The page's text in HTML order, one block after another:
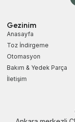
Gezinim
Anasayfa
Toz İndirgeme
Otomasyon
Bakım & Yedek Parça
İletişim